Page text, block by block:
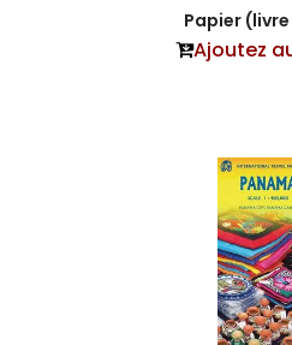
Papier
Ajoutez